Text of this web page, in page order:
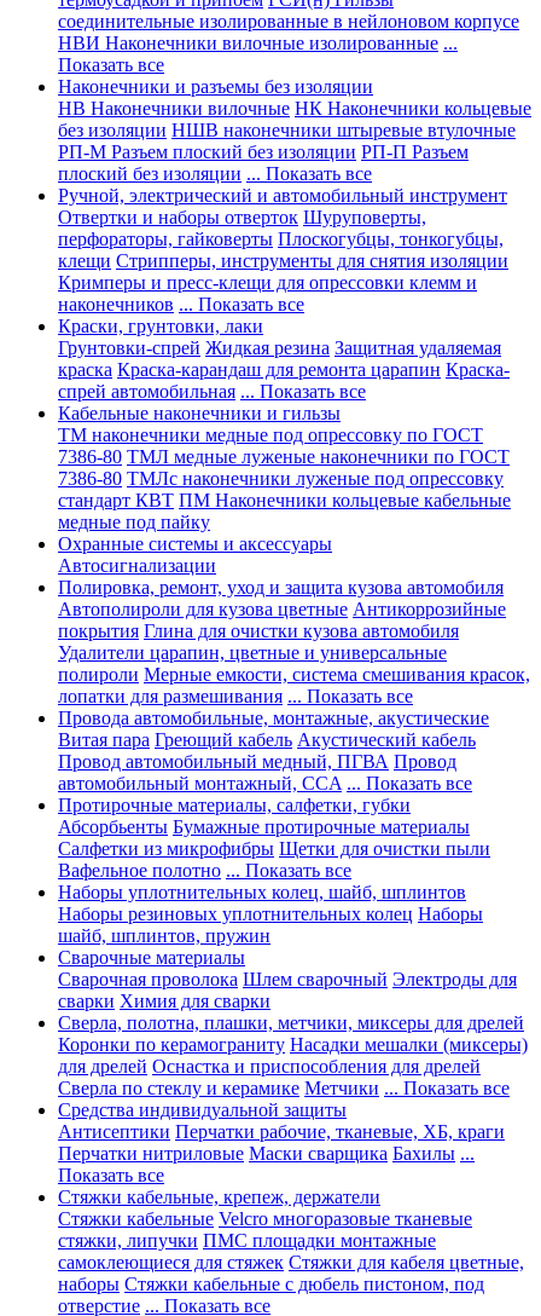
соединительные изолированные в нейлоновом корпусе
НВИ Наконечники вилочные изолированные ...
Показать все
Наконечники и разъемы без изоляции
НВ Наконечники вилочные НК Наконечники кольцевые
без изоляции НШВ наконечники штыревые втулочные
РП-М Разъем плоский без изоляции РП-П Разъем
плоский без изоляции ... Показать все
Ручной, электрический и автомобильный инструмент
Отвертки и наборы отверток Шуруповерты,
перфораторы, гайковерты Плоскогубцы, тонкогубцы,
клещи Стрипперы, инструменты для снятия изоляции
Кримперы и пресс-клещи для опрессовки клемм и
наконечников ... Показать все
Краски, грунтовки, лаки
Грунтовки-спрей Жидкая резина Защитная удаляемая
краска Краска-карандаш для ремонта царапин Краска-
спрей автомобильная ... Показать все
Кабельные наконечники и гильзы
ТМ наконечники медные под опрессовку по ГОСТ
7386-80 ТМЛ медные луженые наконечники по ГОСТ
7386-80 ТМЛс наконечники луженые под опрессовку
стандарт КВТ ПМ Наконечники кольцевые кабельные
медные под пайку
Охранные системы и аксессуары
Автосигнализации
Полировка, ремонт, уход и защита кузова автомобиля
Автополироли для кузова цветные Антикоррозийные
покрытия Глина для очистки кузова автомобиля
Удалители царапин, цветные и универсальные
полироли Мерные емкости, система смешивания красок,
лопатки для размешивания ... Показать все
Провода автомобильные, монтажные, акустические
Витая пара Греющий кабель Акустический кабель
Провод автомобильный медный, ПГВА Провод
автомобильный монтажный, CCA ... Показать все
Протирочные материалы, салфетки, губки
Абсорбьенты Бумажные протирочные материалы
Салфетки из микрофибры Щетки для очистки пыли
Вафельное полотно ... Показать все
Наборы уплотнительных колец, шайб, шплинтов
Наборы резиновых уплотнительных колец Наборы
шайб, шплинтов, пружин
Сварочные материалы
Сварочная проволока Шлем сварочный Электроды для
сварки Химия для сварки
Сверла, полотна, плашки, метчики, миксеры для дрелей
Коронки по керамограниту Насадки мешалки (миксеры)
для дрелей Оснастка и приспособления для дрелей
Сверла по стеклу и керамике Метчики ... Показать все
Средства индивидуальной защиты
Антисептики Перчатки рабочие, тканевые, ХБ, краги
Перчатки нитриловые Маски сварщика Бахилы ...
Показать все
Стяжки кабельные, крепеж, держатели
Стяжки кабельные Velcro многоразовые тканевые
стяжки, липучки ПМС площадки монтажные
самоклеющиеся для стяжек Стяжки для кабеля цветные,
наборы Стяжки кабельные с дюбель пистоном, под
отверстие ... Показать все